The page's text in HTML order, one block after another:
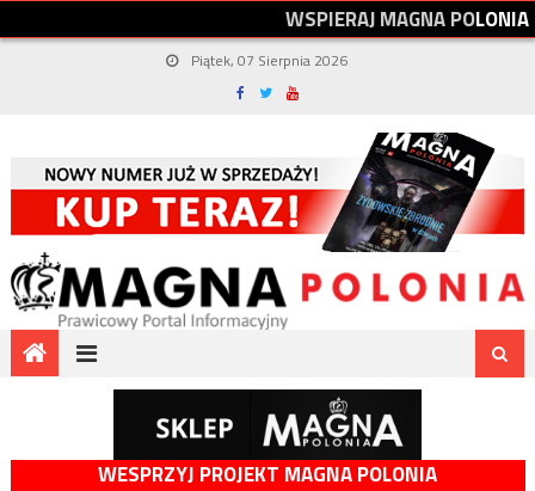
WSPIERAJMAGNAPOLONIA
Piątek, 07 Sierpnia 2026
WESPRZYJ PROJEKT MAGNA POLONIA